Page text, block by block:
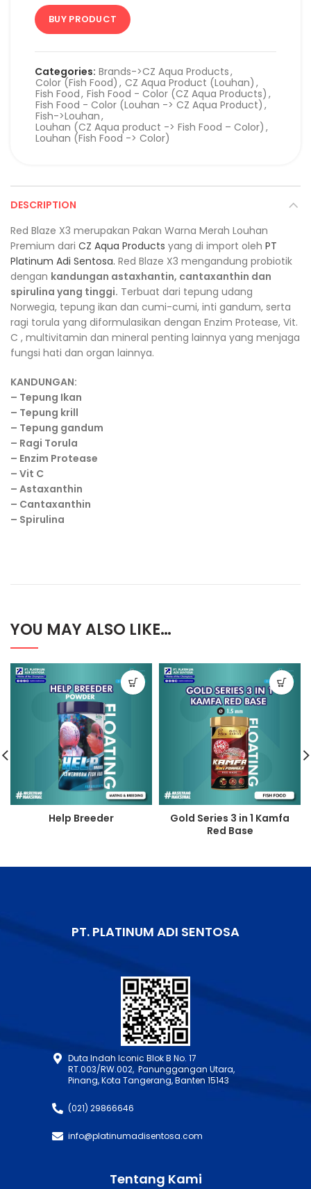
BUY PRODUCT
Categories: Brands->CZ Aqua Products,
Color (Fish Food) , CZ Aqua Product (Louhan) ,
Fish Food, Fish Food - Color (CZ Aqua Products) ,
Fish Food - Color (Louhan -> CZ Aqua Product) ,
Fish->Louhan,
Louhan (CZ Aqua product -> Fish Food – Color) ,
Louhan (Fish Food -> Color)
DESCRIPTION
Red Blaze X3 merupakan Pakan Warna Merah Louhan
Premium dari CZ Aqua Products yang di import oleh PT
Platinum Adi Sentosa. Red Blaze X3 mengandung probiotik
dengan kandungan astaxhantin, cantaxanthin dan
spirulina yang tinggi. Terbuat dari tepung udang
Norwegia, tepung ikan dan cumi-cumi, inti gandum, serta
ragi torula yang diformulasikan dengan Enzim Protease, Vit.
C , multivitamin dan mineral penting lainnya yang menjaga
fungsi hati dan organ lainnya.
KANDUNGAN:
– Tepung Ikan
– Tepung krill
– Tepung gandum
– Ragi Torula
– Enzim Protease
– Vit C
– Astaxanthin
– Cantaxanthin
– Spirulina
YOU MAY ALSO LIKE…
Help Breeder
Gold Series 3 in 1 Kamfa
Red Base
PT. PLATINUM ADI SENTOSA
Duta Indah Iconic Blok B No. 17
RT.003/RW.002, Panunggangan Utara,
Pinang, Kota Tangerang, Banten 15143
(021) 29866646
info@platinumadisentosa.com
Tentang Kami